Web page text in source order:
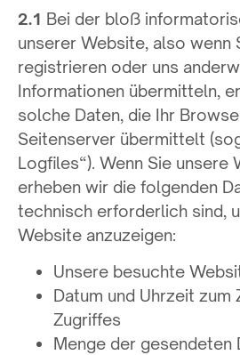
2.1 Bei der bloß
unserer Website, also wenn
registrieren oder uns
Informationen übermitteln,
solche Daten, die Ihr
Seitenserver übermittelt
Logfiles“). Wenn Sie unsere
erheben wir die folgenden
technisch erforderlich sind,
Website anzuzeigen:
Unsere besuchte
Datum und Uhrzeit zum
Zugriffes
Menge der gesendeten